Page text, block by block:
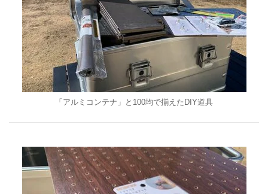
「アルミコンテナ」と100均で揃えたDIY道具